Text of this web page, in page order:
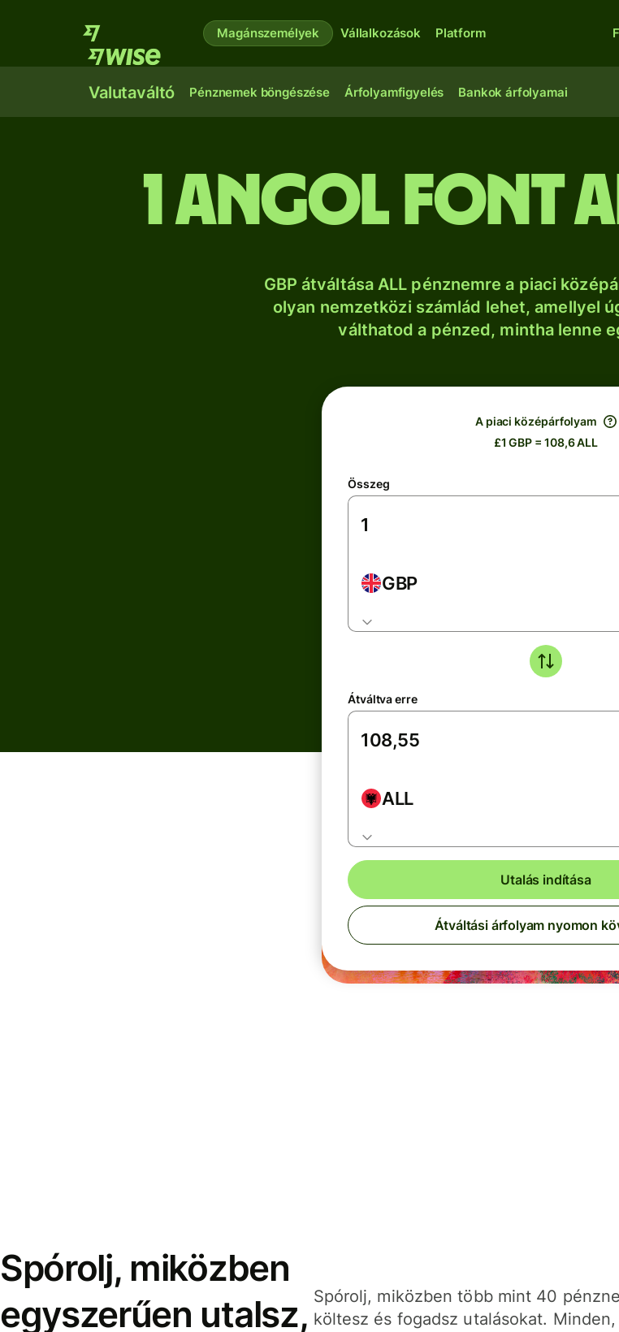
Magánszemélyek Vállalkozások Platform
Valutaváltó Pénznemek böngészése Árfolyamfigyelés Bankok árfolyamai
1 angol font
GBP átváltása ALL pénznemre a piaci
olyan nemzetközi számlád lehet, amellyel
válthatod a pénzed, mintha lenne
A piaci középárfolyam
£1 GBP = 108,6 ALL
Összeg
GBP
Átváltva erre
ALL
Utalás indítása
Átváltási árfolyam nyomon
Spórolj, miközben
egyszerűen utalsz, Spórolj, miközben több mint 40
költesz és fogadsz utalásokat. Minden,